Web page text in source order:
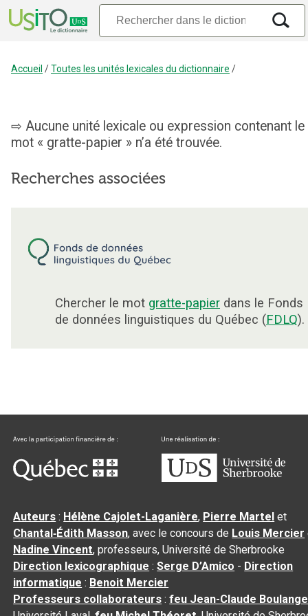
Accueil /Toutes les unités lexicales du dictionnaire /
Aucune unité lexicale ou expression contenant le
mot « gratte-papier » n’a été trouvée.
Recherches associées
Chercher le mot gratte-papier dans le Fonds
de données linguistiques du Québec (FDLQ).
Auteurs : Hélène Cajolet-Laganière, Pierre Martel et
Chantal‑Édith Masson, avec le concours de Louis Mercier
Nadine Vincent, professeurs, Université de Sherbrooke
Direction lexicographique :Serge D’Amico - Direction
informatique : Benoit Mercier
Professeurs collaborateurs :feu Jean-Claude